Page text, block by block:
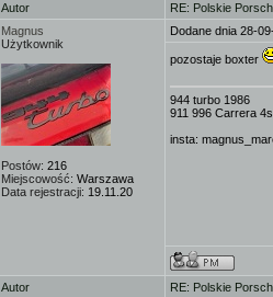
Autor
RE: Polskie
Magnus
Użytkownik
Postów: 216
Miejscowość: Warszawa
Data rejestracji: 19.11.20
Dodane dnia 28-
pozostaje boxter
944 turbo 1986
911 996 Carrera
insta:
Autor
RE: Polskie